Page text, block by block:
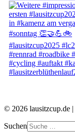
© 2026 lausitzcup.de |
Suchen